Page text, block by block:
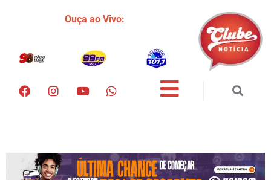
Ouça ao Vivo: